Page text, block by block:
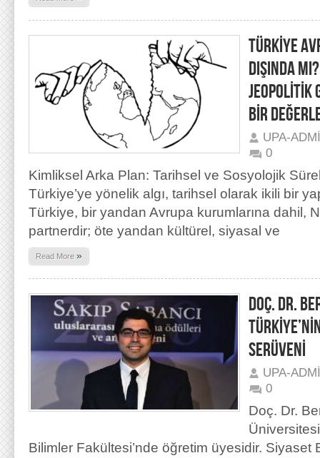
TÜRKİYE
DIŞINDA
JEOPOLİTİK
BİR
UPA-
0
Kimliksel Arka Plan: Tarihsel ve Sosyolojik
Türkiye’ye yönelik algı, tarihsel olarak ikili bir
Türkiye, bir yandan Avrupa kurumlarına dahil,
partnerdir; öte yandan kültürel, siyasal ve
Read More »
DOÇ. DR.
SERÜVENİ
UPA-
0
Doç. Dr.
Bilimler Fakültesi’nde öğretim üyesidir. Siyaset